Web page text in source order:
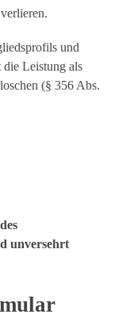
und
Leistung als
(§ 356 Abs.
unversehrt